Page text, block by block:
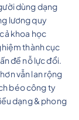
dùng dạng
lương quy
khoa học
thành cục
đề nỗ lực đổi.
vẫn lan rộng
béo công ty
dạng & phong